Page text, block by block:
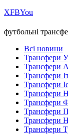
ХFBYou
футбольні
Всі новини
Трансфери
Трансфери
Трансфери
Трансфери
Трансфери
Трансфери
Трансфери
Трансфери
Трансфери